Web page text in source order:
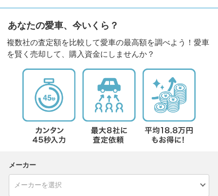
あなたの愛車、今いくら？
複数社の査定額を比較して愛車の最高額を調べよう！愛車
を賢く売却して、購入資金にしませんか？
メーカー